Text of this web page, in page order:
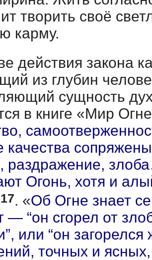
творить своё
карму.
действия закона
из глубин
сущность
в книге «Мир
качества
раздражение,
Огонь, хотя и
17. «Об Огне знает
— “он сгорел от
или “он
точных и